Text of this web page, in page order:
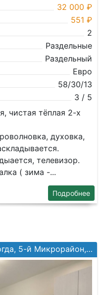
32 000 ₽
551 ₽
2
Раздельные
Раздельный
Евро
58/30/13
3 / 5
чистая тёплая 2-х
духовка,
телевизор.
( зима -...
Подробнее
й Микрорайон, Маршала Конева ул, №15а